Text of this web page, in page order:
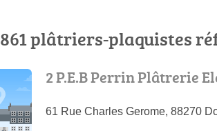
861 plâtriers-plaquistes
2 P.E.B Perrin Plâtrerie
61 Rue Charles Gerome, 88270